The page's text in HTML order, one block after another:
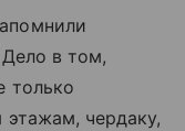
Дело в том,
только
чердаку,